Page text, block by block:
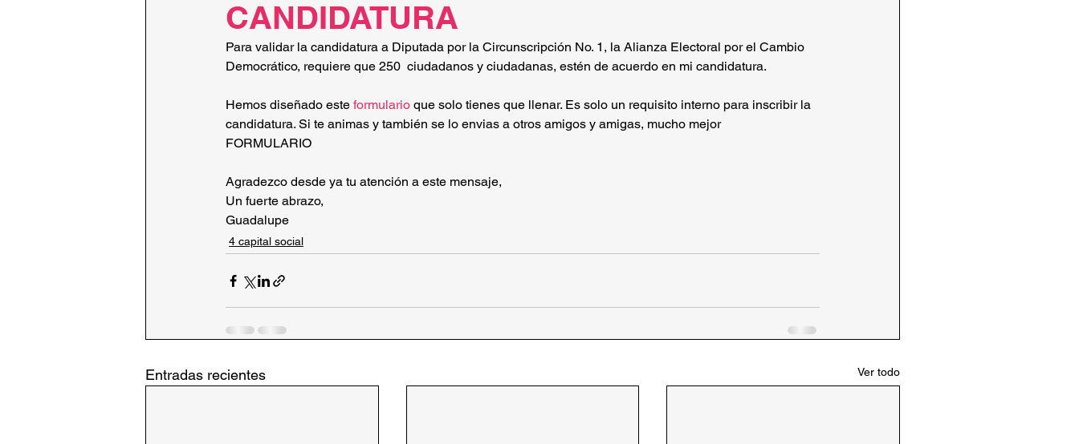
CANDIDATURA
Para validar la candidatura a Diputada por la Circunscripción No. 1, la Alianza Electoral por el Cambio
Democrático, requiere que 250  ciudadanos y ciudadanas, estén de acuerdo en mi candidatura.
Hemos diseñado este formulario que solo tienes que llenar. Es solo un requisito interno para inscribir la
candidatura. Si te animas y también se lo envias a otros amigos y amigas, mucho mejor
FORMULARIO
Agradezco desde ya tu atención a este mensaje,
Un fuerte abrazo,
Guadalupe
4 capital social
Entradas recientes Ver todo